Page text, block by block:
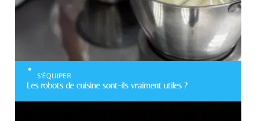
S'ÉQUIPER
Les robots de cuisine sont-ils vraiment utiles ?